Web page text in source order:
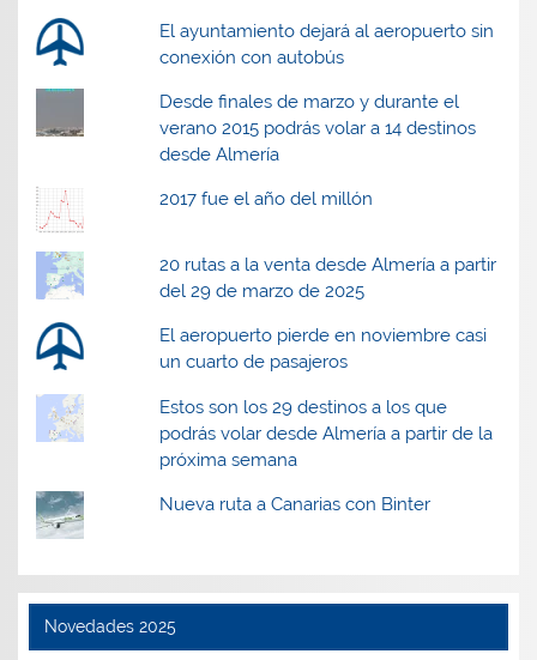
El ayuntamiento dejará al aeropuerto sin
conexión con autobús
Desde finales de marzo y durante el
verano 2015 podrás volar a 14 destinos
desde Almería
2017 fue el año del millón
20 rutas a la venta desde Almería a partir
del 29 de marzo de 2025
El aeropuerto pierde en noviembre casi
un cuarto de pasajeros
Estos son los 29 destinos a los que
podrás volar desde Almería a partir de la
próxima semana
Nueva ruta a Canarias con Binter
Novedades 2025